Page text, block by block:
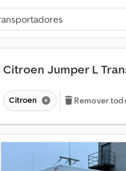
Citroen Jumper L
Citroen Remover